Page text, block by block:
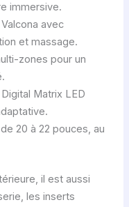
immersive.
avec
et massage.
zones pour un
Matrix LED
20 à 22 pouces, au
il est aussi
les inserts